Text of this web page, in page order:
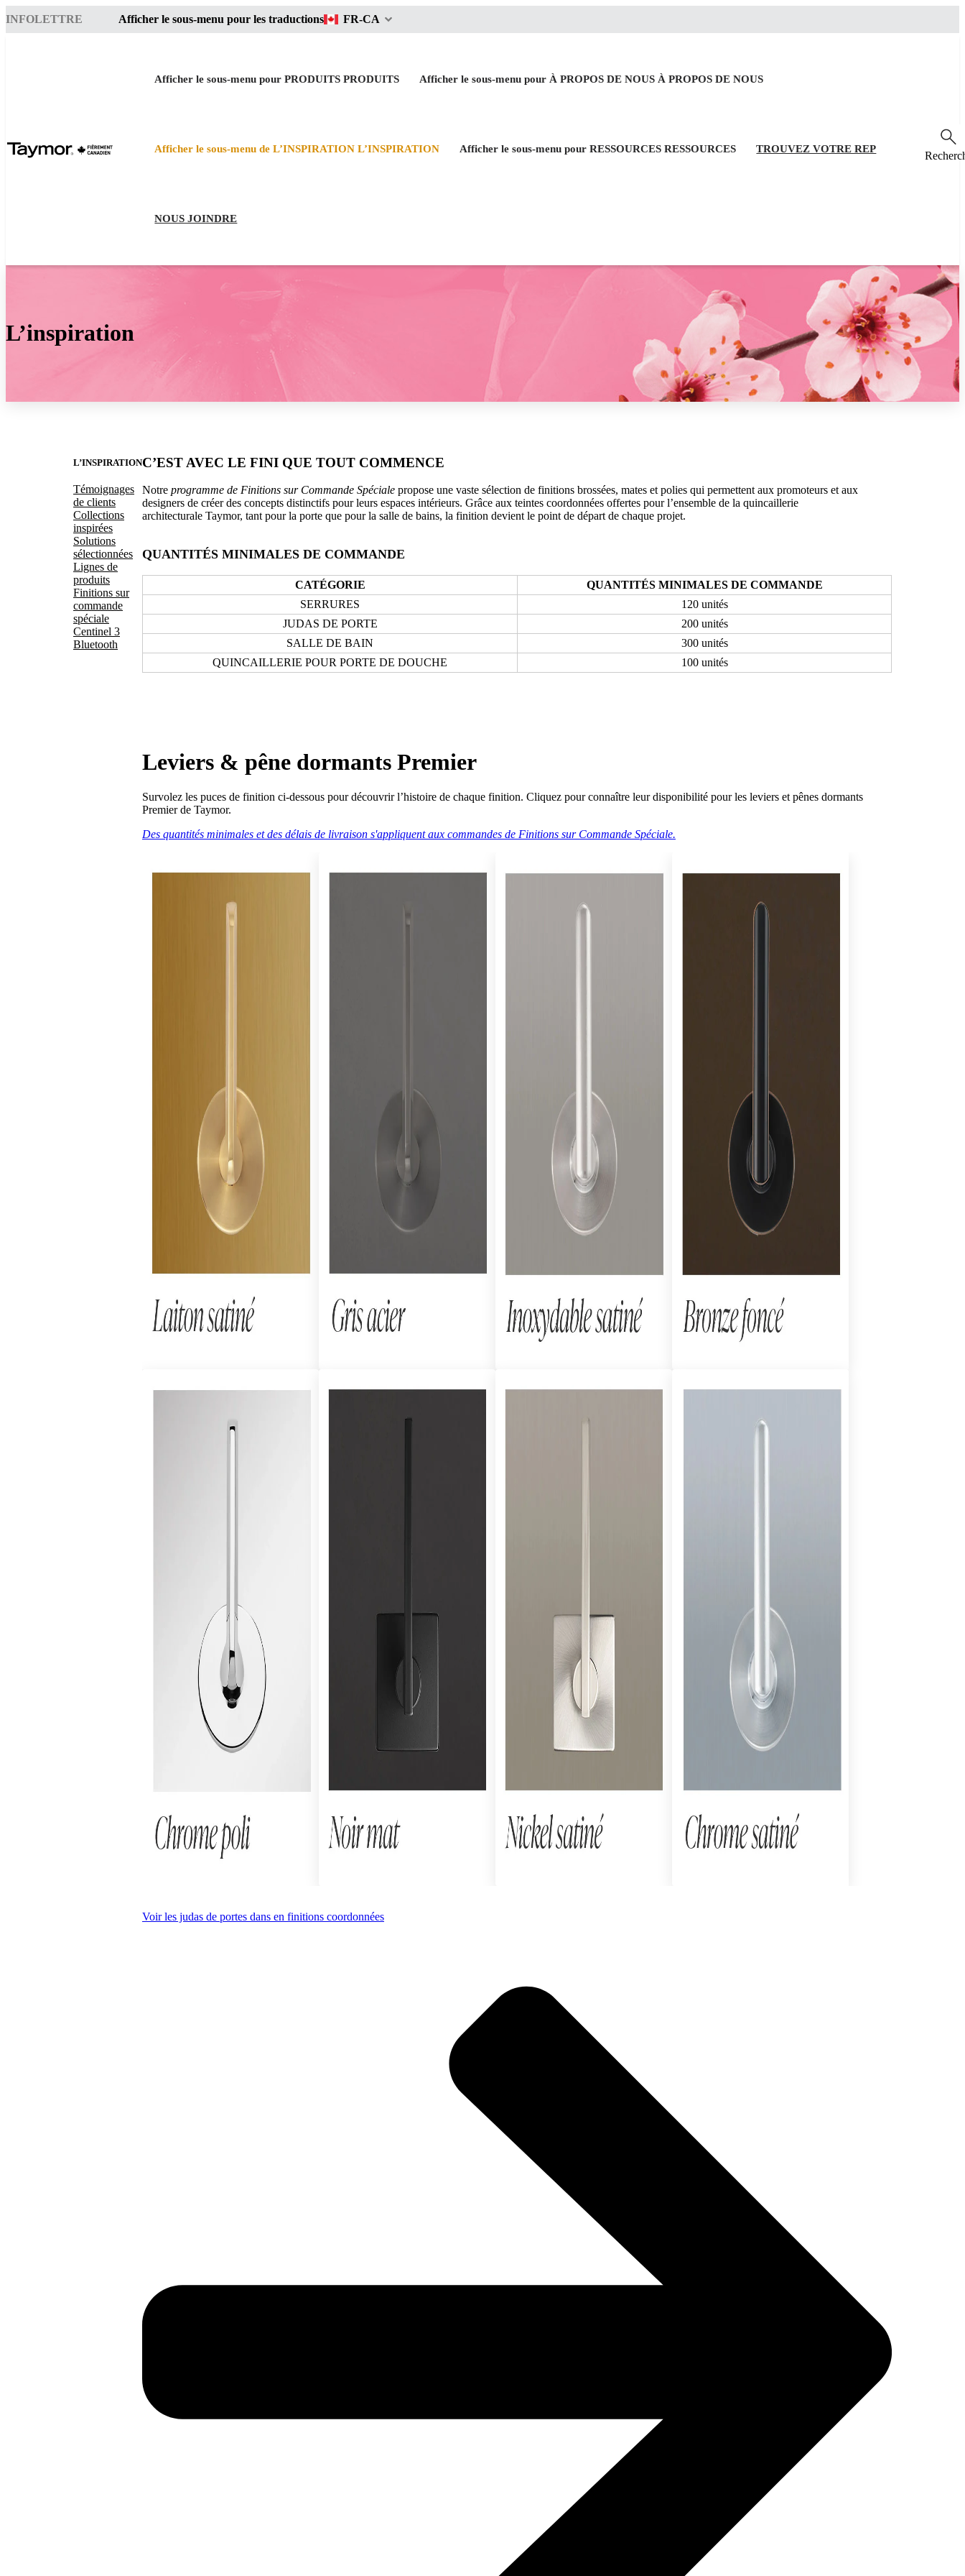
INFOLETTRE Afficher le sous-menu pour les traductions FR-CA
Afficher le sous-menu pour PRODUITS PRODUITS Afficher le sous-menu pour À PROPOS DE NOUS À PROPOS DE NOUS
Afficher le sous-menu de L’INSPIRATION L’INSPIRATION Afficher le sous-menu pour RESSOURCES RESSOURCES TROUVEZ VOTRE REP
NOUS JOINDRE
L’inspiration
L’INSPIRATION
Témoignages
de clients
Collections
inspirées
Solutions
sélectionnées
Lignes de
produits
Finitions sur
commande
spéciale
Centinel 3
Bluetooth
C’EST AVEC LE FINI QUE TOUT COMMENCE
Notre programme de Finitions sur Commande Spéciale propose une vaste sélection de finitions brossées, mates et polies qui permettent aux promoteurs et aux
designers de créer des concepts distinctifs pour leurs espaces intérieurs. Grâce aux teintes coordonnées offertes pour l’ensemble de la quincaillerie
architecturale Taymor, tant pour la porte que pour la salle de bains, la finition devient le point de départ de chaque projet.
QUANTITÉS MINIMALES DE COMMANDE
CATÉGORIE
QUANTITÉS MINIMALES DE COMMANDE
SERRURES
120 unités
JUDAS DE PORTE
200 unités
SALLE DE BAIN
300 unités
QUINCAILLERIE POUR PORTE DE DOUCHE
100 unités
Leviers & pêne dormants Premier
Survolez les puces de finition ci-dessous pour découvrir l’histoire de chaque finition. Cliquez pour connaître leur disponibilité pour les leviers et pênes dormants
Premier de Taymor.
Des quantités minimales et des délais de livraison s'appliquent aux commandes de Finitions sur Commande Spéciale.
Voir les judas de portes dans en finitions coordonnées